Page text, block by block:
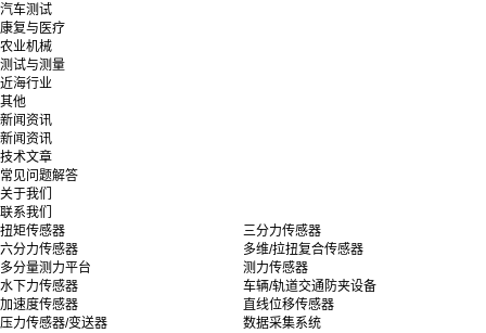
汽车测试
康复与医疗
农业机械
测试与测量
近海行业
其他
新闻资讯
新闻资讯
技术文章
常见问题解答
关于我们
联系我们
扭矩传感器
三分力传感器
六分力传感器
多维/拉扭复合传感器
多分量测力平台
测力传感器
水下力传感器
车辆/轨道交通防夹设备
加速度传感器
直线位移传感器
压力传感器/变送器
数据采集系统